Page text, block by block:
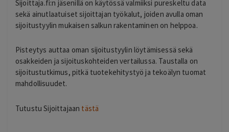
Sijoittaja.fi:n jäsenillä on käytössä valmiiksi pureskeltu data
sekä ainutlaatuiset sijoittajan työkalut, joiden avulla oman
sijoitustyylin mukaisen salkun rakentaminen on helppoa.
Pisteytys auttaa oman sijoitustyylin löytämisessä sekä
osakkeiden ja sijoituskohteiden vertailussa. Taustalla on
sijoitustutkimus, pitkä tuotekehitystyö ja tekoälyn tuomat
mahdollisuudet.
Tutustu Sijoittajaan tästä